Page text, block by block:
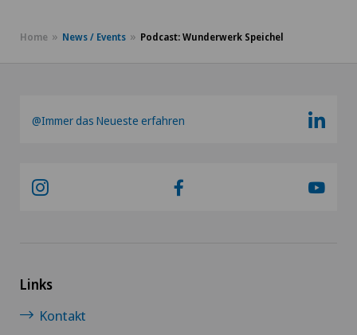
Home News / Events Podcast: Wunderwerk Speichel
@Immer das Neueste erfahren
Links
Kontakt